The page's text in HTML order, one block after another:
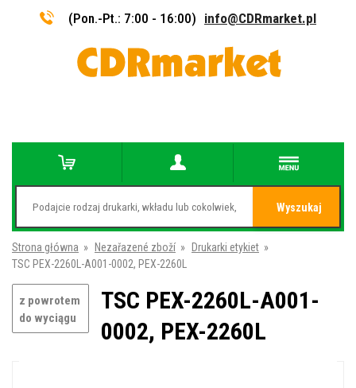
(Pon.-Pt.: 7:00 - 16:00) info@CDRmarket.pl
Wyszukaj
Strona główna » Nezařazené zboží » Drukarki etykiet »
TSC PEX-2260L-A001-0002, PEX-2260L
z powrotem
do wyciągu
TSC PEX-2260L-A001-
0002, PEX-2260L